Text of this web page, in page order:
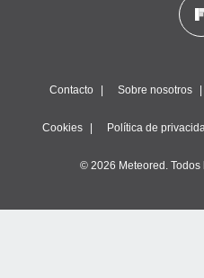
Contacto Sobre nosotros
Cookies Política de
© 2026 Meteored.